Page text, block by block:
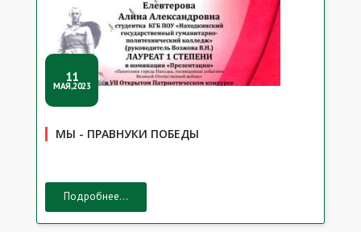
11
МАЯ,2023
МЫ - ПРАВНУКИ ПОБЕДЫ
Подробнее...